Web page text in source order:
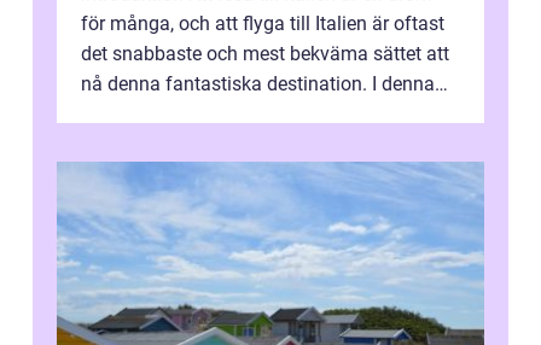
för många, och att flyga till Italien är oftast
det snabbaste och mest bekväma sättet att
nå denna fantastiska destination. I denna